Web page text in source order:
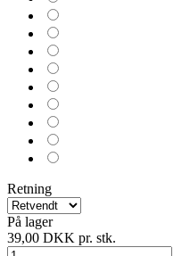
Retning
På lager
39,00 DKK pr. stk.